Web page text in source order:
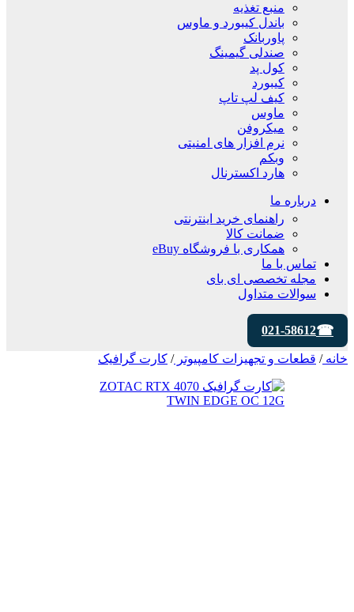
منبع تغذیه
باندل کیبورد و ماوس
پاوربانک
صندلی گیمینگ
کول پد
کیبورد
کیف لپ تاپ
ماوس
میکروفن
نرم افزار های امنیتی
وبکم
هارد اکسترنال
درباره ما
راهنمای خرید اینترنتی
ضمانت کالا
همکاری با فروشگاه eBuy
تماس با ما
مجله تخصصی ای‌ بای
سوالات متداول
021-58612
خانه/ قطعات و تجهیزات کامپیوتر/ کارت گرافیک